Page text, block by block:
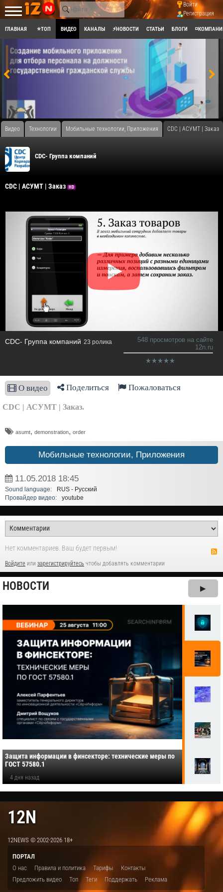
Войти
Регистрация
ГЛАВНАЯ ⭐ТОП ВИДЕО КАНАЛЫ ⚡НОВОСТИ СТАТЬИ БЛОГИ
Видео Технологии Мобильные технологии, Приложения CDC | АСУМТ | Заказ
CDC- Группа компаний
CDC | АСУМТ | Заказ HD
CDC- Группа компаний 23 ролика
548 просмотров на сайте
12n.ru
О видео Поделиться Пожаловаться
CDC | АСУМТ | Заказ.
asumt, demonstration, order
Мобильные технологии, Приложения
11.05.2018 18:45
Sound language:
RUS - Русский
Провайдер видео:
youtube
Нет комментариев. Ваш будет первым!
Войдите или зарегистрируйтесь чтобы добавлять комментарии
НОВОСТИ ▶
Защита информации в финсекторе: технические меры по
ГОСТ 57580.1
4 дня назад
12N
12NEWS © 2002-2026 18+
ПОРТАЛ
О нас
Правила и политика Тарифы
Контакты
Предложить видео
Топ Теги Поддержать Реклама